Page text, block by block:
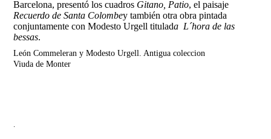
Barcelona, presentó los cuadros Gitano, Patio, el paisaje
Recuerdo de Santa Colombey también otra obra pintada
conjuntamente con Modesto Urgell titulada L´hora de las
bessas.
León Commeleran y Modesto Urgell. Antigua coleccion
Viuda de Monter